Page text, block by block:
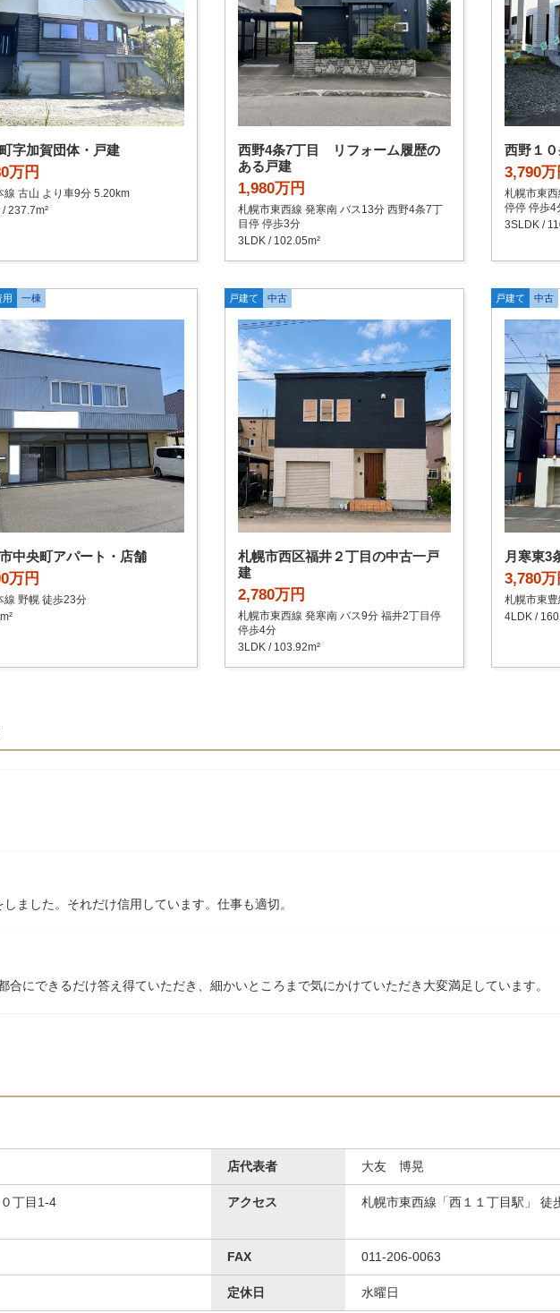
字加賀団体・戸建
万円
線 古山 より車9分 5.20km
237.7m²
西野4条7丁目 リフォーム履歴の
ある戸建
1,980万円
札幌市東西線 発寒南 バス13分 西野4条7丁
目停 停歩3分
3LDK / 102.05m²
西野１
3,790万
札幌市東西
停停 停歩4
3SLDK /
一棟
中央町アパート・店舗
万円
線 野幌 徒歩23分
戸建て 中古
札幌市西区福井２丁目の中古一戸
建
2,780万円
札幌市東西線 発寒南 バス9分 福井2丁目停
停歩4分
3LDK / 103.92m²
戸建て 中古
月寒東3
3,780万
札幌市東
4LDK /
ました。それだけ信用しています。仕事も適切。
にできるだけ答え得ていただき、細かいところまで気にかけていただき大変満足しています。
店代表者 大友 博晃
丁目1-4
アクセス 札幌市東西線「西１１丁目駅」 徒
FAX 011-206-0063
定休日 水曜日